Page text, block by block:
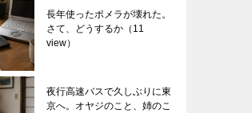
長年使ったポメラが壊れた。
さて、どうするか （11
view）
夜行高速バスで久しぶりに東
京へ。オヤジのこと、姉のこ